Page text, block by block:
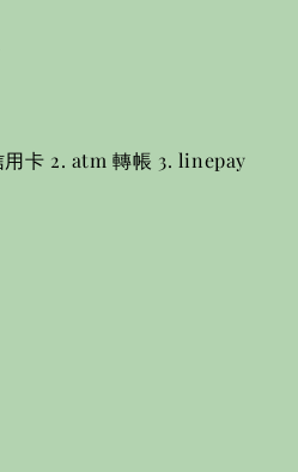
用卡 2. atm 轉帳 3. linepay